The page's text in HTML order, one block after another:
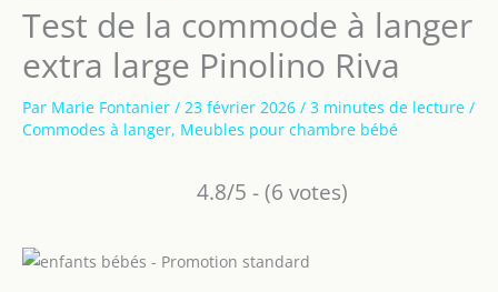
Test de la commode à langer
extra large Pinolino Riva
Par Marie Fontanier / 23 février 2026 / 3 minutes de lecture /
Commodes à langer, Meubles pour chambre bébé
4.8/5 - (6 votes)